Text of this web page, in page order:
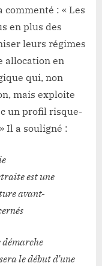
: « Les
en plus des
leurs régimes
allocation en
qui, non
mais exploite
un profil risque-
Il a souligné :
est une
avant-
démarche
le début d’une